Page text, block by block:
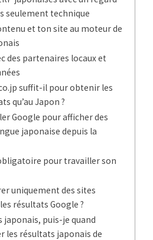
seulement technique
et ton site au moteur de
des partenaires locaux et
suffit-il pour obtenir les
qu’au Japon ?
Google pour afficher des
japonaise depuis la
pour travailler son
uniquement des sites
résultats Google ?
japonais, puis-je quand
les résultats japonais de